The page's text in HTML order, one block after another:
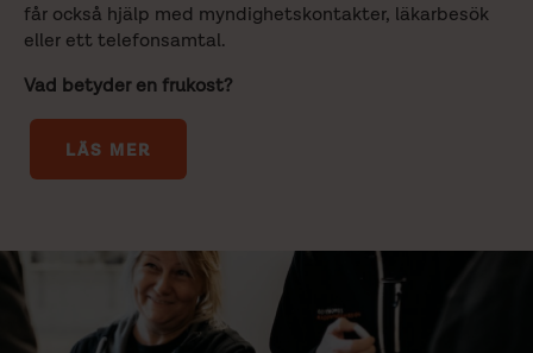
får också hjälp med myndighetskontakter, läkarbesök
eller ett telefonsamtal.
Vad betyder en frukost?
LÄS MER